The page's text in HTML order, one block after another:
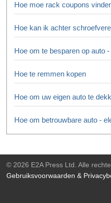
Hoe moe rack coupons
Hoe kan ik achter
Hoe om te besparen op auto
Hoe te remmen kopen
Hoe om uw eigen auto te
Hoe om betrouwbare auto -
© 2026 E2A Press Ltd. Alle
Gebruiksvoorwaarden &